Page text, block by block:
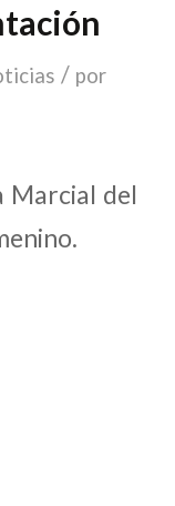
/ por
Marcial del